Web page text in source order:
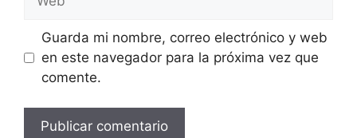
Guarda mi nombre, correo electrónico y web
en este navegador para la próxima vez que
comente.